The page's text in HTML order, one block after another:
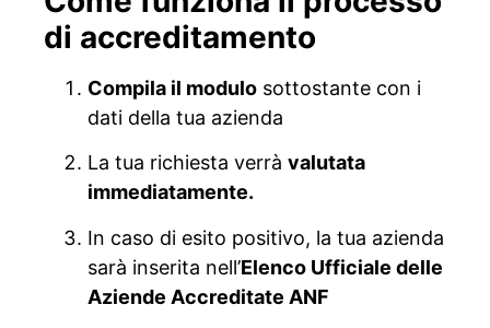
di accreditamento
Compila il modulo sottostante con i
dati della tua azienda
La tua richiesta verrà valutata
immediatamente.
In caso di esito positivo, la tua azienda
sarà inserita nell’Elenco Ufficiale delle
Aziende Accreditate ANF